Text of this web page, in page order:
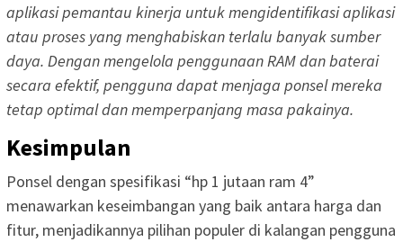
aplikasi pemantau kinerja untuk mengidentifikasi aplikasi
atau proses yang menghabiskan terlalu banyak sumber
daya. Dengan mengelola penggunaan RAM dan baterai
secara efektif, pengguna dapat menjaga ponsel mereka
tetap optimal dan memperpanjang masa pakainya.
Kesimpulan
Ponsel dengan spesifikasi “hp 1 jutaan ram 4”
menawarkan keseimbangan yang baik antara harga dan
fitur, menjadikannya pilihan populer di kalangan pengguna